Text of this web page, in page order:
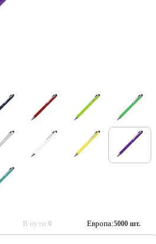
В пути:0 Европа:5000 шт.